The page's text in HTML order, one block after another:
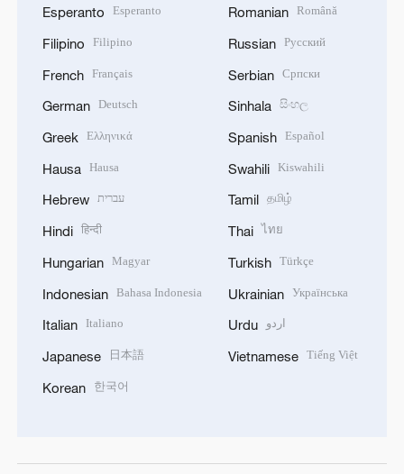
Esperanto Esperanto
Filipino Filipino
French Français
German Deutsch
Greek Ελληνικά
Hausa Hausa
Hebrew עברית
Hindi हिन्दी
Hungarian Magyar
Indonesian Bahasa Indonesia
Italian Italiano
Japanese 日本語
Korean 한국어
Romanian Română
Russian Русский
Serbian Српски
Sinhala සිංහල
Spanish Español
Swahili Kiswahili
Tamil தமிழ்
Thai ไทย
Turkish Türkçe
Ukrainian Українська
Urdu اردو
Vietnamese Tiếng Việt